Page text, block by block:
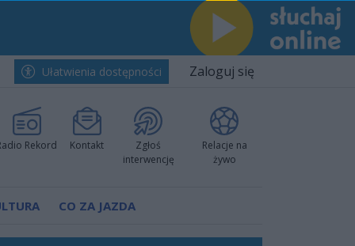
Ułatwienia dostępności Zaloguj się
Rekord Kontakt
Zgłoś
interwencję
Relacje na
żywo
CO ZA JAZDA